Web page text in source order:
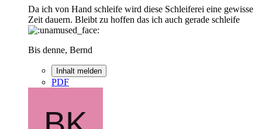
Da ich von Hand schleife wird diese Schleiferei eine gewisse
Zeit dauern. Bleibt zu hoffen das ich auch gerade schleife
Bis denne, Bernd
Inhalt melden
PDF